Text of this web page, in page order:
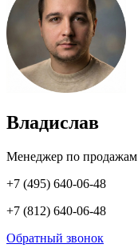
Владислав
Менеджер по продажам
+7 (495) 640-06-48
+7 (812) 640-06-48
Обратный звонок